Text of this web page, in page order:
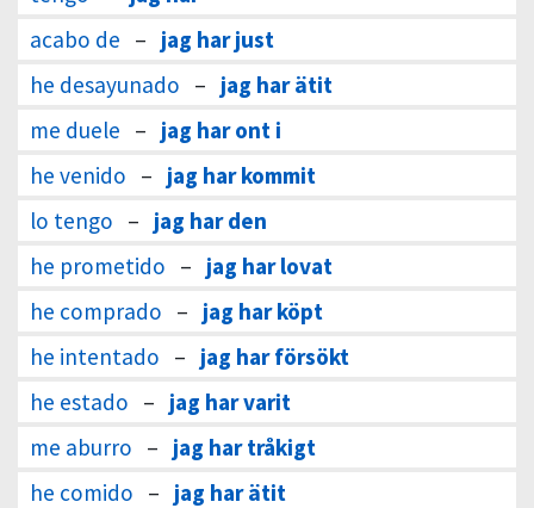
acabo de – jag har just
he desayunado – jag har ätit
me duele – jag har ont i
he venido – jag har kommit
lo tengo – jag har den
he prometido – jag har lovat
he comprado – jag har köpt
he intentado – jag har försökt
he estado – jag har varit
me aburro – jag har tråkigt
he comido – jag har ätit